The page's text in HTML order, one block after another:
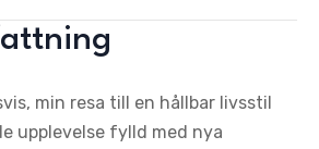
min resa till en hållbar livsstil
upplevelse fylld med nya